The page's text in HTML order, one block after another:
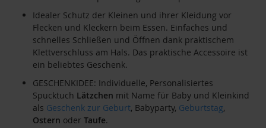
Idealer Schutz der Kleinen und ihrer Kleidung vor
Flecken und Kleckern beim Essen. Einfaches und
schnelles Schließen und Öffnen dank praktischem
Klettverschluss am Hals. Das praktische Accessoire ist
ein beliebtes Geschenk.
GESCHENKIDEE: Individuelle, Personalisiertes
Spucktuch Lätzchen mit Name für Baby und Kleinkind
als Geschenk zur Geburt, Babyparty, Geburtstag,
Ostern oder Taufe.